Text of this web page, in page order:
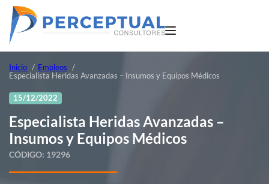
Inicio
Empleos
Especialista Heridas Avanzadas – Insumos y Equipos Médicos
15/12/2022
Especialista Heridas Avanzadas –
Insumos y Equipos Médicos
CÓDIGO: 19296